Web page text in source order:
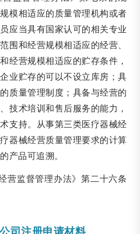
模相适应的质量管理机构或者
应当具有国家认可的相关专业
围和经营规模相适应的经营、
经营规模相适应的贮存条件，
业贮存的可以不设立库房；具
质量管理制度；具备与经营的
技术培训和售后服务的能力，
支持。从事第三类医疗器械经
器械经营质量管理要求的计算
产品可追溯。
监督管理办法》第二十六条